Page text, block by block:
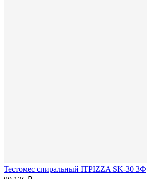
Тестомес спиральный ITPIZZA SK-30 3Ф